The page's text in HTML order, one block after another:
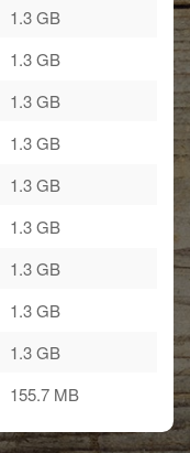
1.3 GB
1.3 GB
1.3 GB
1.3 GB
1.3 GB
1.3 GB
1.3 GB
1.3 GB
1.3 GB
155.7 MB